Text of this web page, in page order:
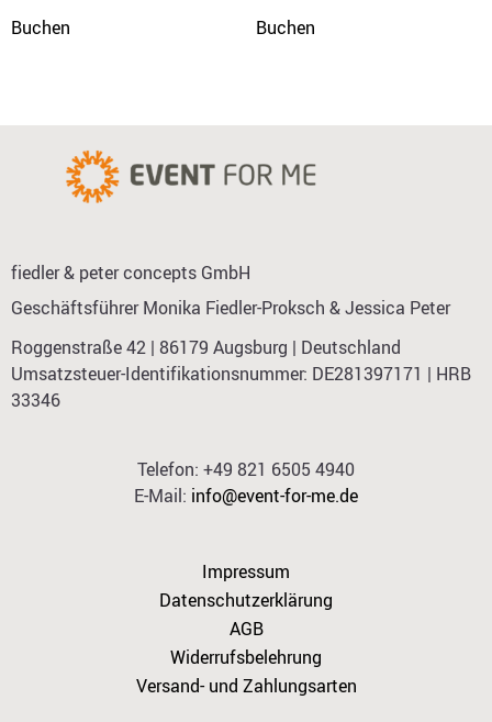
Buchen Buchen
fiedler & peter concepts GmbH
Geschäftsführer Monika Fiedler-Proksch & Jessica Peter
Roggenstraße 42 | 86179 Augsburg | Deutschland
Umsatzsteuer-Identifikationsnummer: DE281397171 | HRB
33346
Telefon: +49 821 6505 4940
E-Mail: info@event-for-me.de
Impressum
Datenschutzerklärung
AGB
Widerrufsbelehrung
Versand- und Zahlungsarten